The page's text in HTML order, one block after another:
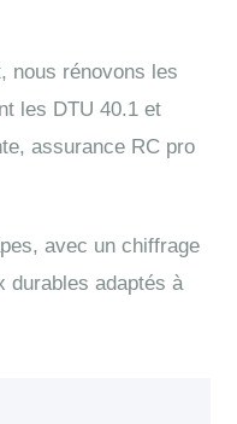
nous rénovons les
les DTU 40.1 et
assurance RC pro
avec un chiffrage
durables adaptés à